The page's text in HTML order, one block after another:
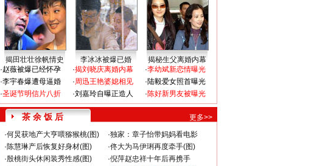
揭田壮壮徐帆情史 李冰冰被爆已婚
揭秘生父离婚内幕
·赵薇被爆已经怀孕
·李宇春爆遭母逼婚
·圣诞节明信片八折
·揭刘晓庆离婚内幕
·周迅王艳婆媳相见
·刘嘉玲自曝正造人
·李幼斌新恋情曝光
·陆毅爱女照首曝光
·陈好新男友被曝光
茶 余 饭 后
更多>>
·何炅获地产大亨喂猕猴桃(图) ·独家：章子怡带妈妈看电影
·陈慧琳产后恢复好身材(图) ·佟大为马伊琍再度牵手(图)
·殷桃街头休闲装秀性感(图) ·倪萍赵忠祥十年后再携手